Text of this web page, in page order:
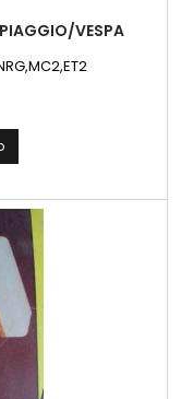
VESPA